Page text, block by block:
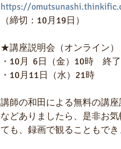
https://
（締切：10月19日）
★講座説明会（オンライン）
・10月  6日（金）10時　終了
・10月11日（水）21時
講師の和田による無料の講
などありましたら、是非お
ても、録画で観ることもでき